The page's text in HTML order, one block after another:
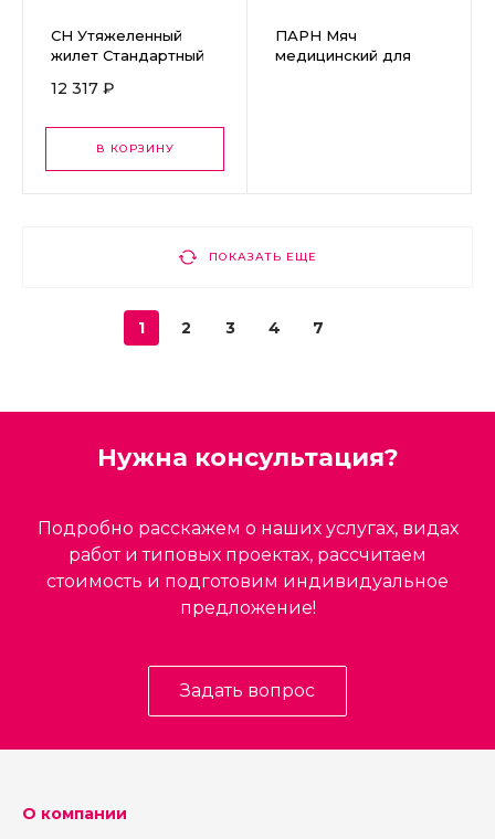
СН Утяжеленный
жилет Стандартный
12 317 ₽
В КОРЗИНУ
ПАРН Мяч
медицинский для
ПОКАЗАТЬ ЕЩЕ
1 2 3 4 7
Нужна консультация?
Подробно расскажем о наших услугах, видах
работ и типовых проектах, рассчитаем
стоимость и подготовим индивидуальное
предложение!
Задать вопрос
О компании